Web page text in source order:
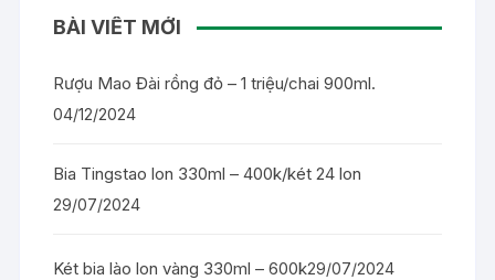
BÀI VIẾT MỚI
Rượu Mao Đài rồng đỏ – 1 triệu/chai 900ml.
04/12/2024
Bia Tingstao lon 330ml – 400k/két 24 lon
29/07/2024
Két bia lào lon vàng 330ml – 600k29/07/2024